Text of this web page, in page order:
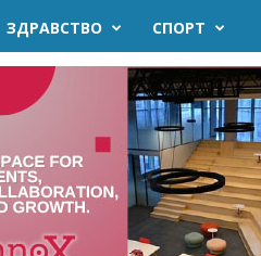
ЗДРАВСТВО СПОРТ